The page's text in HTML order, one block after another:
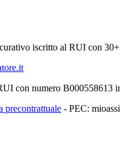
iscritto al RUI con
con numero B000558613
precontrattuale - PEC: